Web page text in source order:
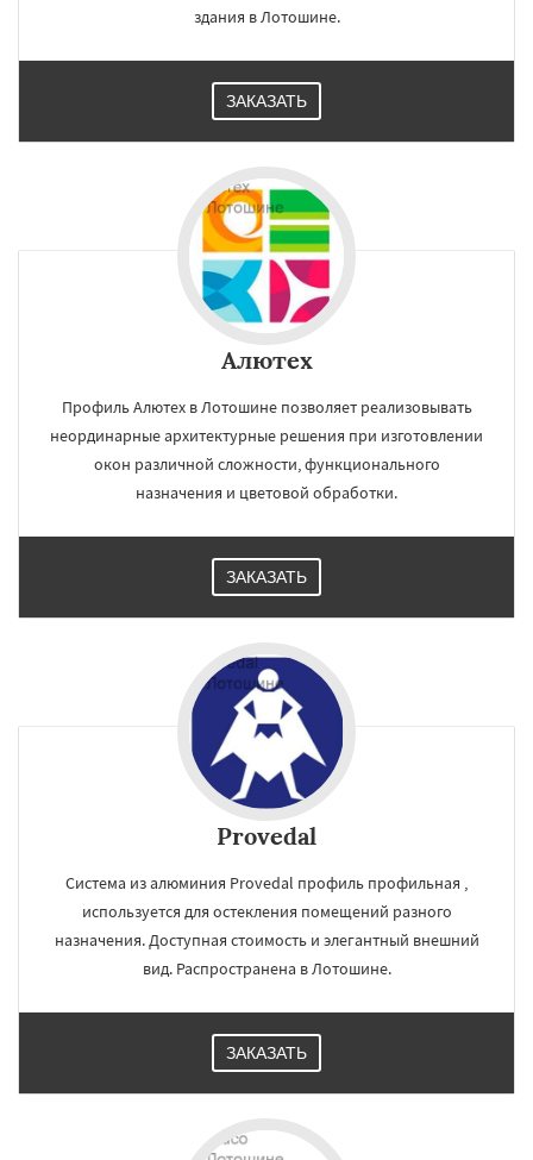
здания в Лотошине.
ЗАКАЗАТЬ
Алютех
Профиль Алютех в Лотошине позволяет реализовывать
неординарные архитектурные решения при изготовлении
окон различной сложности, функционального
назначения и цветовой обработки.
ЗАКАЗАТЬ
Provedal
Система из алюминия Provedal профиль профильная ,
используется для остекления помещений разного
назначения. Доступная стоимость и элегантный внешний
вид. Распространена в Лотошине.
ЗАКАЗАТЬ